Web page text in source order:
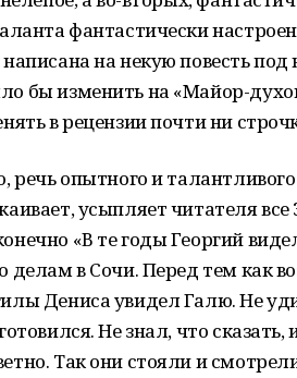
фантастически
на некую повесть
бы изменить на «Майор-
в рецензии почти ни
речь опытного и
усыпляет читателя
«В те годы Георгий
делам в Сочи. Перед тем как
Дениса увидел Галю. Не
Не знал, что
Так они стояли и